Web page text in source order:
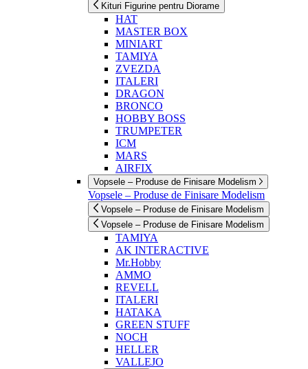
Kituri Figurine pentru Diorame
HAT
MASTER BOX
MINIART
TAMIYA
ZVEZDA
ITALERI
DRAGON
BRONCO
HOBBY BOSS
TRUMPETER
ICM
MARS
AIRFIX
Vopsele – Produse de Finisare Modelism
Vopsele – Produse de Finisare Modelism
Vopsele – Produse de Finisare Modelism
Vopsele – Produse de Finisare Modelism
TAMIYA
AK INTERACTIVE
Mr.Hobby
AMMO
REVELL
ITALERI
HATAKA
GREEN STUFF
NOCH
HELLER
VALLEJO